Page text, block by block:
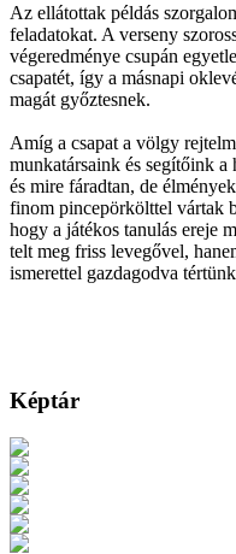
Az ellátottak példás
feladatokat. A verseny
végeredménye csupán
csapatét, így a másnapi
magát győztesnek.
Amíg a csapat a völgy
munkatársaink és segítőink a
és mire fáradtan, de
finom pincepörkölttel vártak
hogy a játékos tanulás ereje
telt meg friss levegővel,
ismerettel gazdagodva
Képtár